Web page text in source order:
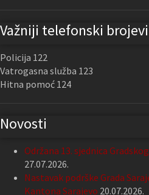
Važniji telefonski brojevi
Policija 122
Vatrogasna služba 123
Hitna pomoć 124
Novosti
Održana 13. sjednica
27.07.2026.
Nastavak podrške Grada
Kantona Sarajevo 20.07.2026.